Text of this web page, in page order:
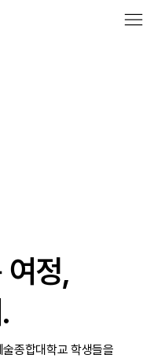
여정,
종합대학교 학생들을